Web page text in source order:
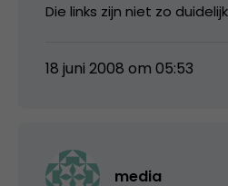
Die links zijn niet zo
18 juni 2008 om 05:53
media